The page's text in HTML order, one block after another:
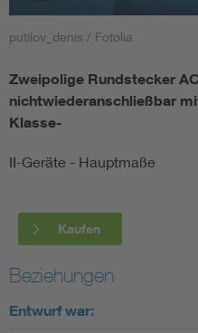
Smart Cities
DKE Fachinformationen
Blitzschutz: DIN EN 62305
Cybersecurity in der
DIN VDE 0100 für sichere
putilov_denis / Fotolia
Zweipolige Rundstecker
nichtwiederanschließbar
Klasse-
II-Geräte - Hauptmaße
Kaufen
Beziehungen
Entwurf war: